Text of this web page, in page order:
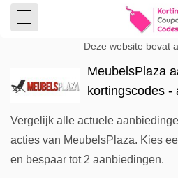
Deze website bevat
MeubelsPlaza
kortingscodes -
Vergelijk alle actuele
acties van MeubelsPlaza. Kies
en bespaar tot 2 aanbiedingen.